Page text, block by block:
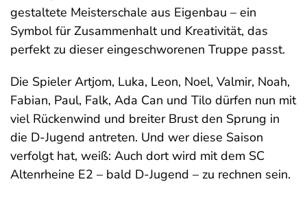
gestaltete Meisterschale aus Eigenbau – ein
Symbol für Zusammenhalt und Kreativität, das
perfekt zu dieser eingeschworenen Truppe passt.
Die Spieler Artjom, Luka, Leon, Noel, Valmir, Noah,
Fabian, Paul, Falk, Ada Can und Tilo dürfen nun mit
viel Rückenwind und breiter Brust den Sprung in
die D-Jugend antreten. Und wer diese Saison
verfolgt hat, weiß: Auch dort wird mit dem SC
Altenrheine E2 – bald D-Jugend – zu rechnen sein.